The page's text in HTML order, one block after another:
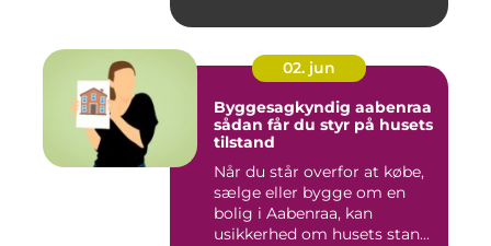
02. jun
Byggesagkyndig aabenraa
sådan får du styr på husets
tilstand
Når du står overfor at købe,
sælge eller bygge om en
bolig i Aabenraa, kan
usikkerhed om husets stan...